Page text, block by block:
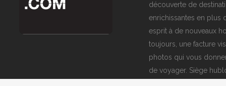
découverte de
enrichissantes en plus
esprit à de nouveaux
toujours, une facture
photos qui vous
de voyager. Siège